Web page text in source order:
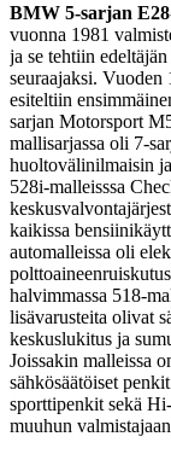
BMW 5-sarjan E28
vuonna 1981
ja se tehtiin
seuraajaksi. Vuoden
esiteltiin
sarjan Motorsport
mallisarjassa oli 7-
huoltovälinilmaisin
528i-malleisssa
kaikissa
automalleissa oli
halvimmassa 518-
lisävarusteita olivat
keskuslukitus ja
Joissakin malleissa
sähkösäätöiset
sporttipenkit sekä
muuhun